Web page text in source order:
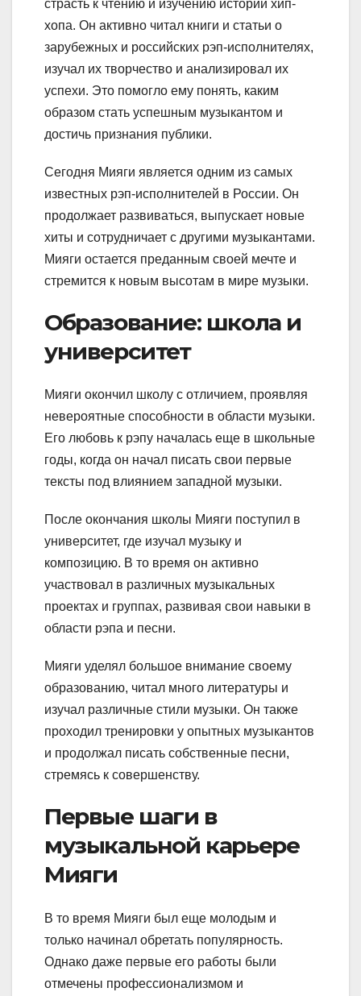
страсть к чтению и изучению истории хип-
хопа. Он активно читал книги и статьи о
зарубежных и российских рэп-исполнителях,
изучал их творчество и анализировал их
успехи. Это помогло ему понять, каким
образом стать успешным музыкантом и
достичь признания публики.
Сегодня Мияги является одним из самых
известных рэп-исполнителей в России. Он
продолжает развиваться, выпускает новые
хиты и сотрудничает с другими музыкантами.
Мияги остается преданным своей мечте и
стремится к новым высотам в мире музыки.
Образование: школа и
университет
Мияги окончил школу с отличием, проявляя
невероятные способности в области музыки.
Его любовь к рэпу началась еще в школьные
годы, когда он начал писать свои первые
тексты под влиянием западной музыки.
После окончания школы Мияги поступил в
университет, где изучал музыку и
композицию. В то время он активно
участвовал в различных музыкальных
проектах и группах, развивая свои навыки в
области рэпа и песни.
Мияги уделял большое внимание своему
образованию, читал много литературы и
изучал различные стили музыки. Он также
проходил тренировки у опытных музыкантов
и продолжал писать собственные песни,
стремясь к совершенству.
Первые шаги в
музыкальной карьере
Мияги
В то время Мияги был еще молодым и
только начинал обретать популярность.
Однако даже первые его работы были
отмечены профессионализмом и